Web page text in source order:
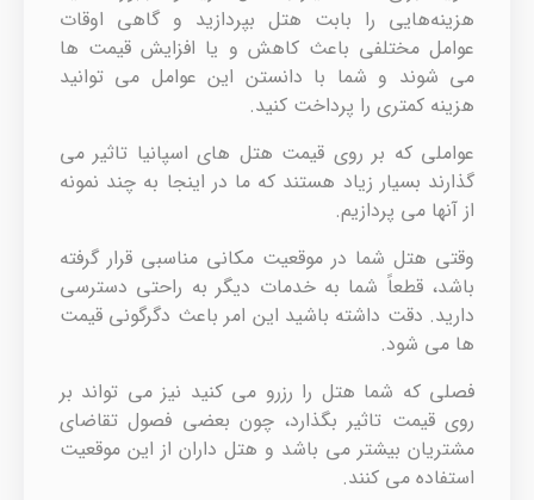
هزینه‌هایی را بابت هتل بپردازید و گاهی اوقات
عوامل مختلفی باعث کاهش و یا افزایش قیمت ها
می شوند و شما با دانستن این عوامل می توانید
هزینه کمتری را پرداخت کنید.
عواملی که بر روی قیمت هتل های اسپانیا تاثیر می
گذارند بسیار زیاد هستند که ما در اینجا به چند نمونه
از آنها می پردازیم.
وقتی هتل شما در موقعیت مکانی مناسبی قرار گرفته
باشد، قطعاً شما به خدمات دیگر به راحتی دسترسی
دارید. دقت داشته باشید این امر باعث دگرگونی قیمت
ها می شود.
فصلی که شما هتل را رزرو می کنید نیز می تواند بر
روی قیمت تاثیر بگذارد، چون بعضی فصول تقاضای
مشتریان بیشتر می باشد و هتل داران از این موقعیت
استفاده می کنند.